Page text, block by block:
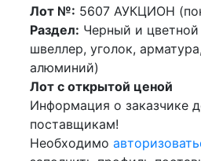
Лот №: 5607 АУКЦИОН
Раздел: Черный и
швеллер, уголок,
алюминий)
Лот с открытой ценой
Информация о заказчике
поставщикам!
Необходимо